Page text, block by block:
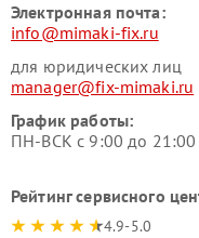
Электронная почта:
info@mimaki-fix.ru
для юридических лиц
manager@fix-mimaki.ru
График работы:
ПН-ВСК с 9:00 до
Рейтинг сервисного
4.9-5.0